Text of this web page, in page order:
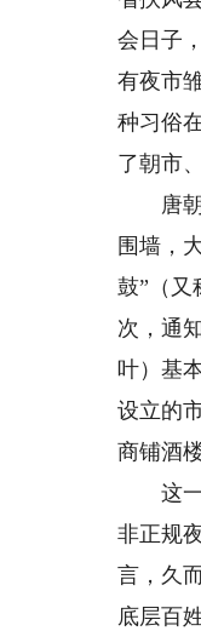
会日子
有夜市
种习俗
了朝市
唐朝
围墙，
鼓”（又
次，通
叶）基
设立的
商铺酒
这一
非正规
言，久
底层百